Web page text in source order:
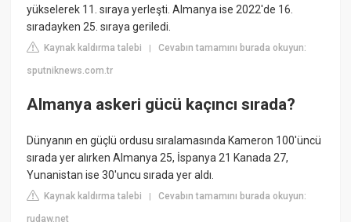
yükselerek 11. sıraya yerleşti. Almanya ise 2022'de 16.
sıradayken 25. sıraya geriledi.
Kaynak kaldırma talebi |Cevabın tamamını burada okuyun:
sputniknews.com.tr
Almanya askeri gücü kaçıncı sırada?
Dünyanın en güçlü ordusu sıralamasında Kameron 100'üncü
sırada yer alırken Almanya 25, İspanya 21 Kanada 27,
Yunanistan ise 30'uncu sırada yer aldı.
Kaynak kaldırma talebi |Cevabın tamamını burada okuyun:
rudaw.net